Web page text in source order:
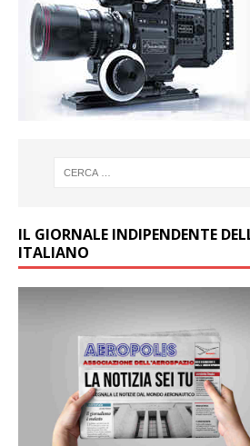
IL GIORNALE INDIPENDENTE
ITALIANO